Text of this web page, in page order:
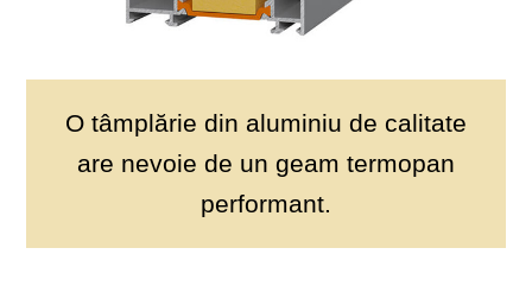
O tâmplărie din aluminiu de calitate
are nevoie de un geam termopan
performant.